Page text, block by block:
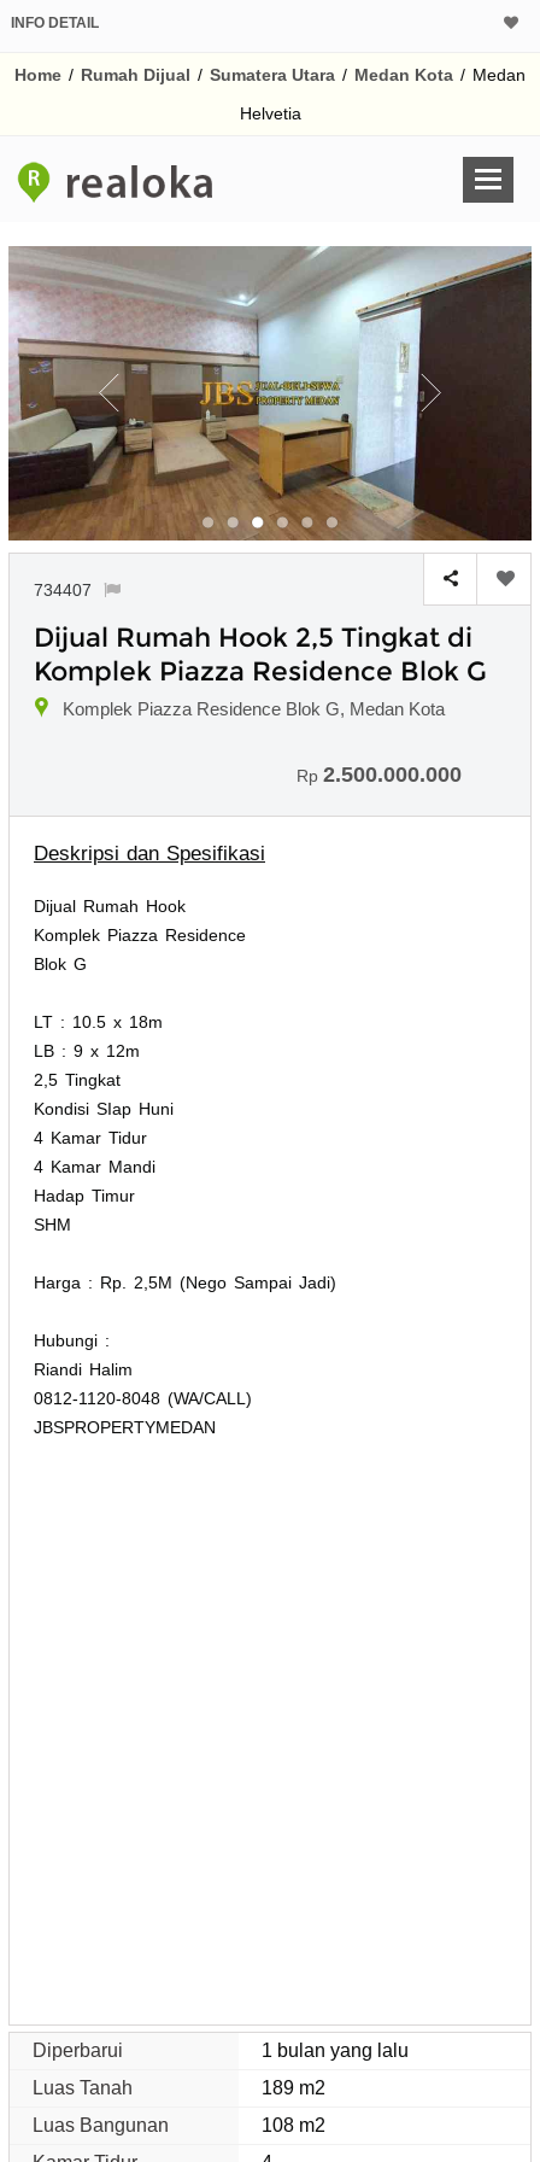
INFO DETAIL
Home / Rumah Dijual / Sumatera Utara / Medan Kota / Medan
Helvetia
734407
Dijual Rumah Hook 2,5 Tingkat di
Komplek Piazza Residence Blok G
Komplek Piazza Residence Blok G, Medan Kota
Rp 2.500.000.000
Deskripsi dan Spesifikasi
Dijual Rumah Hook
Komplek Piazza Residence
Blok G
LT : 10.5 x 18m
LB : 9 x 12m
2,5 Tingkat
Kondisi SIap Huni
4 Kamar Tidur
4 Kamar Mandi
Hadap Timur
SHM
Harga : Rp. 2,5M (Nego Sampai Jadi)
Hubungi :
Riandi Halim
0812-1120-8048 (WA/CALL)
JBSPROPERTYMEDAN
Diperbarui
1 bulan yang lalu
Luas Tanah
189 m2
Luas Bangunan
108 m2
Harga Rp
% /th
Untuk hasil simulasi
pada kotak-